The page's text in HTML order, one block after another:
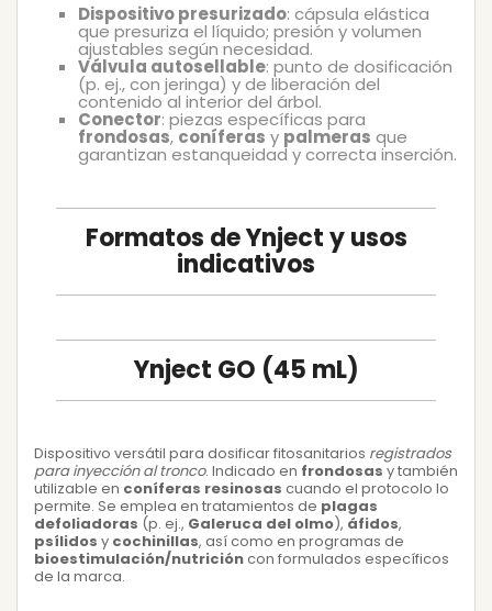
Dispositivo presurizado: cápsula elástica
que presuriza el líquido; presión y volumen
ajustables según necesidad.
Válvula autosellable: punto de dosificación
(p. ej., con jeringa) y de liberación del
contenido al interior del árbol.
Conector: piezas específicas para
frondosas, coníferas y palmeras que
garantizan estanqueidad y correcta inserción.
Formatos de Ynject y usos
indicativos
Ynject GO (45 mL)
Dispositivo versátil para dosificar fitosanitarios registrados
para inyección al tronco. Indicado en frondosas y también
utilizable en coníferas resinosas cuando el protocolo lo
permite. Se emplea en tratamientos de plagas
defoliadoras (p. ej., Galeruca del olmo), áfidos,
psílidos y cochinillas, así como en programas de
bioestimulación/nutricióncon formulados específicos
de la marca.